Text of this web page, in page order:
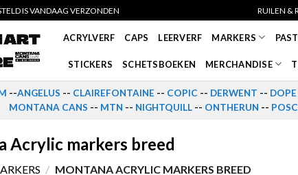
IS VANDAAG VERZONDEN RUILEN &
ACRYLVERF CAPS LEERVERF MARKERS
STICKERS SCHETSBOEKEN MERCHANDISE
--ANGELUS -- CLAIREFONTAINE -- COPIC -- DERWENT -- DOPE
MONTANA CANS -- MTN -- NIGHTQUILL -- ONTHERUN --
Acrylic markers breed
/ MONTANA ACRYLIC MARKERS BREED